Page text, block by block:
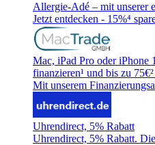
Allergie-Adé – mit unserer
Jetzt entdecken - 15%⁴
Mac, iPad Pro oder iPhone
finanzieren¹ und bis zu
Mit unserem
Uhrendirect, 5% Rabatt
Uhrendirect, 5% Rabatt.